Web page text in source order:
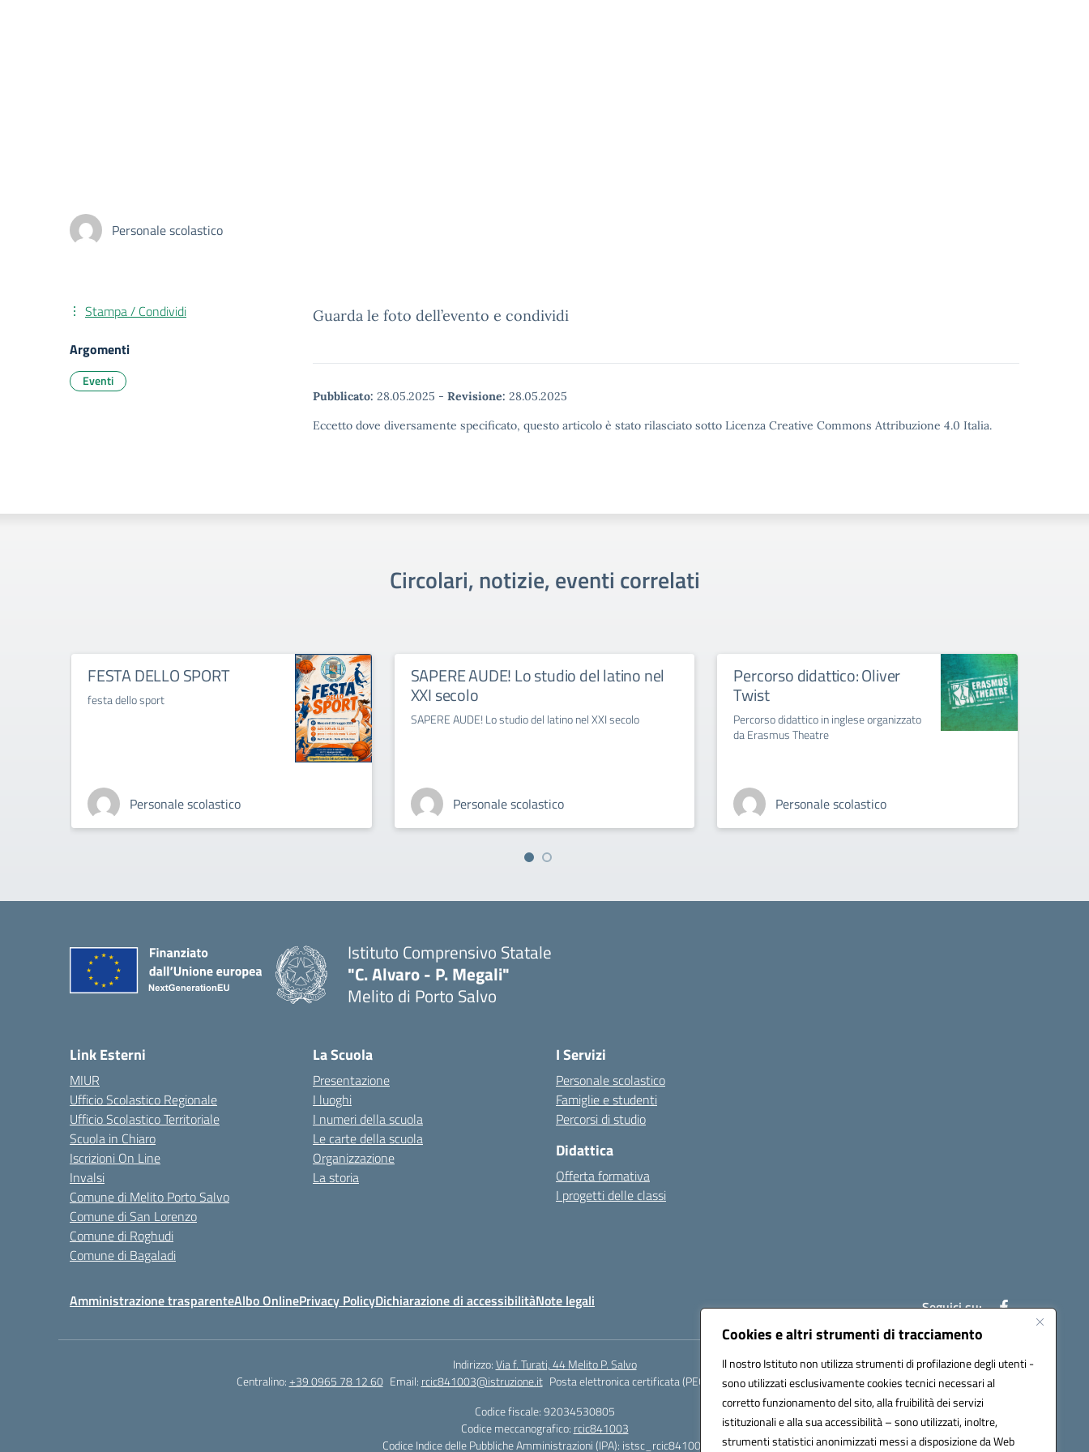
Cookies e altri strumenti di tracciamento
Il nostro Istituto non utilizza strumenti di profilazione degli utenti -
sono utilizzati esclusivamente cookies tecnici necessari al
corretto funzionamento del sito, alla fruibilità dei servizi
istituzionali e alla sua accessibilità – sono utilizzati, inoltre,
strumenti statistici anonimizzati messi a disposizione da Web
Personale scolastico
Guarda le foto dell’evento e condividi
Pubblicato: 28.05.2025 - Revisione: 28.05.2025
Eccetto dove diversamente specificato, questo articolo è stato rilasciato sotto Licenza Creative Commons Attribuzione 4.0 Italia.
Stampa / Condividi
Argomenti
Eventi
Circolari, notizie, eventi correlati
FESTA DELLO SPORT
festa dello sport
Personale scolastico
SAPERE AUDE! Lo studio del latino nel
XXI secolo
SAPERE AUDE! Lo studio del latino nel XXI secolo
Personale scolastico
Percorso didattico: Oliver
Twist
Percorso didattico in inglese organizzato
da Erasmus Theatre
Personale scolastico
Istituto Comprensivo Statale
"C. Alvaro - P. Megali"
Melito di Porto Salvo
Link Esterni
MIUR
Ufficio Scolastico Regionale
Ufficio Scolastico Territoriale
Scuola in Chiaro
Iscrizioni On Line
Invalsi
Comune di Melito Porto Salvo
Comune di San Lorenzo
Comune di Roghudi
Comune di Bagaladi
La Scuola
Presentazione
I luoghi
I numeri della scuola
Le carte della scuola
Organizzazione
La storia
I Servizi
Personale scolastico
Famiglie e studenti
Percorsi di studio
Didattica
Offerta formativa
I progetti delle classi
Amministrazione trasparenteAlbo OnlinePrivacy PolicyDichiarazione di accessibilitàNote legali Seguici su:
Indirizzo:Via f. Turati, 44 Melito P. Salvo
Centralino:+39 0965 78 12 60 Email: rcic841003@istruzione.it Posta elettronica certificata (PEC):
rcic841003@pec.istruzione.it
Codice fiscale: 92034530805
Codice meccanografico: rcic841003
Codice Indice delle Pubbliche Amministrazioni (IPA): istsc_rcic841003